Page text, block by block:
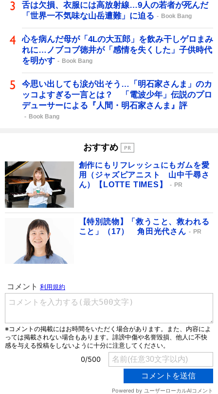
舌は欠損、衣服には高放射線…9人の若者が死んだ
「世界一不気味な山岳遭難」に迫る
Book Bang
心を病んだ母が「4Lの大五郎」を飲み干しゲロまみ
れに…ノブコブ徳井が「感情を失くした」子供時代
を明かす
Book Bang
今思い出しても涙が出そう…「明石家さんま」のカ
ッコよすぎる一言とは？ 「電波少年」伝説のプロ
デューサーによる『人間・明石家さんま』評
Book Bang
おすすめ
創作にもリフレッシュにもガムを愛
用（ジャズピアニスト 山中千尋さ
ん）【LOTTE TIMES】
PR
【特別読物】「救うこと、救われる
こと」（17） 角田光代さん
PR